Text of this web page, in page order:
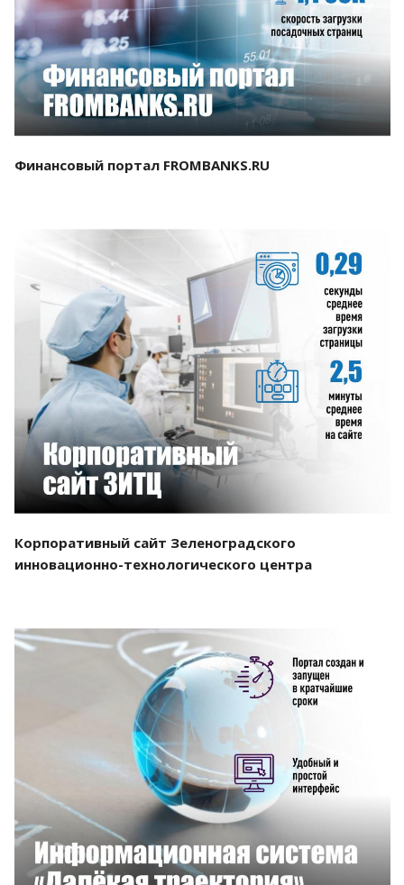
Смотреть проект
Финансовый портал FROMBANKS.RU
Смотреть проект
Корпоративный сайт Зеленоградского
инновационно-технологического центра
Смотреть проект